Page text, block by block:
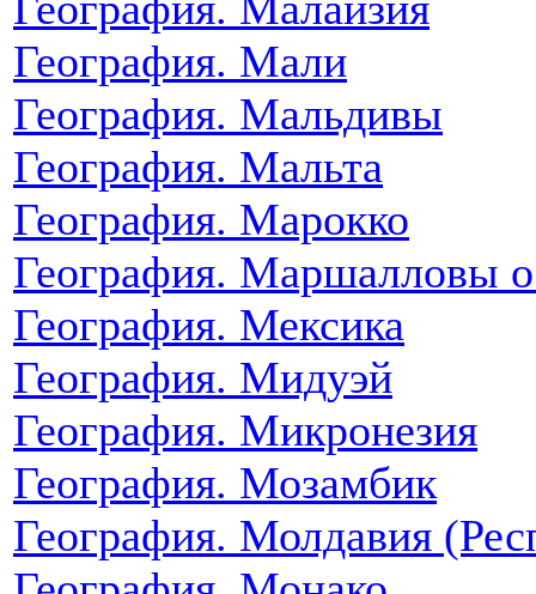
География. Мали
География. Мальдивы
География. Мальта
География. Марокко
География. Маршалловы
География. Мексика
География. Мидуэй
География. Микронезия
География. Мозамбик
География. Молдавия